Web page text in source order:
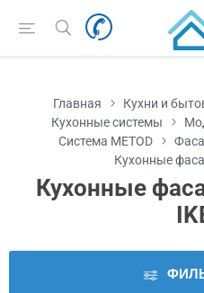
Наличие
во
Цена
Серия
Главная
Кухни и
Кухонные системы
Система METOD
Кухонные
Кухонные